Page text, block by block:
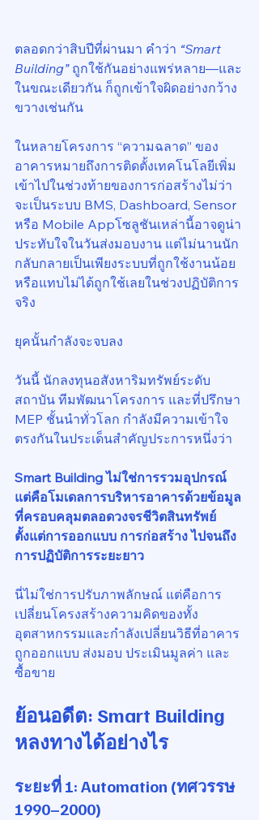
ตลอดกว่าสิบปีที่ผ่านมา คำว่า “Smart
Building” ถูกใช้กันอย่างแพร่หลาย—และ
ในขณะเดียวกัน ก็ถูกเข้าใจผิดอย่างกว้าง
ขวางเช่นกัน
ในหลายโครงการ “ความฉลาด” ของ
อาคารหมายถึงการติดตั้งเทคโนโลยีเพิ่ม
เข้าไปในช่วงท้ายของการก่อสร้างไม่ว่า
จะเป็นระบบ BMS, Dashboard, Sensor
หรือ Mobile Appโซลูชันเหล่านี้อาจดูน่า
ประทับใจในวันส่งมอบงาน แต่ไม่นานนัก
กลับกลายเป็นเพียงระบบที่ถูกใช้งานน้อย
หรือแทบไม่ได้ถูกใช้เลยในช่วงปฏิบัติการ
จริง
ยุคนั้นกำลังจะจบลง
วันนี้ นักลงทุนอสังหาริมทรัพย์ระดับ
สถาบัน ทีมพัฒนาโครงการ และที่ปรึกษา
MEP ชั้นนำทั่วโลก กำลังมีความเข้าใจ
ตรงกันในประเด็นสำคัญประการหนึ่งว่า
Smart Building ไม่ใช่การรวมอุปกรณ์
แต่คือโมเดลการบริหารอาคารด้วยข้อมูล
ที่ครอบคลุมตลอดวงจรชีวิตสินทรัพย์
ตั้งแต่การออกแบบ การก่อสร้าง ไปจนถึง
การปฏิบัติการระยะยาว
นี่ไม่ใช่การปรับภาพลักษณ์ แต่คือการ
เปลี่ยนโครงสร้างความคิดของทั้ง
อุตสาหกรรมและกำลังเปลี่ยนวิธีที่อาคาร
ถูกออกแบบ ส่งมอบ ประเมินมูลค่า และ
ซื้อขาย
ย้อนอดีต: Smart Building
หลงทางได้อย่างไร
ระยะที่ 1: Automation (ทศวรรษ
1990–2000)